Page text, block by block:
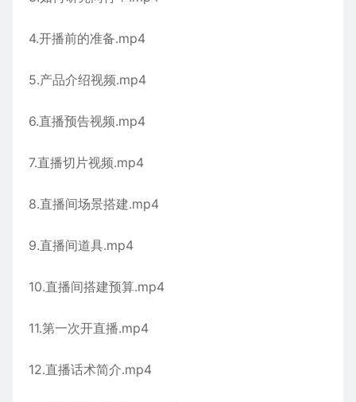
4.开播前的准备.mp4
5.产品介绍视频.mp4
6.直播预告视频.mp4
7.直播切片视频.mp4
8.直播间场景搭建.mp4
9.直播间道具.mp4
10.直播间搭建预算.mp4
11.第一次开直播.mp4
12.直播话术简介.mp4